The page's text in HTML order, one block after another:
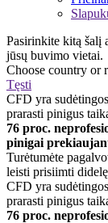
Pasirinkite kitą šalį
jūsų buvimo vietai.
Choose country or
Tęsti
CFD yra
prarasti pinigus
76 proc.
pinigai
Turėtumėte
leisti prisiimti
CFD yra
prarasti pinigus
76 proc.